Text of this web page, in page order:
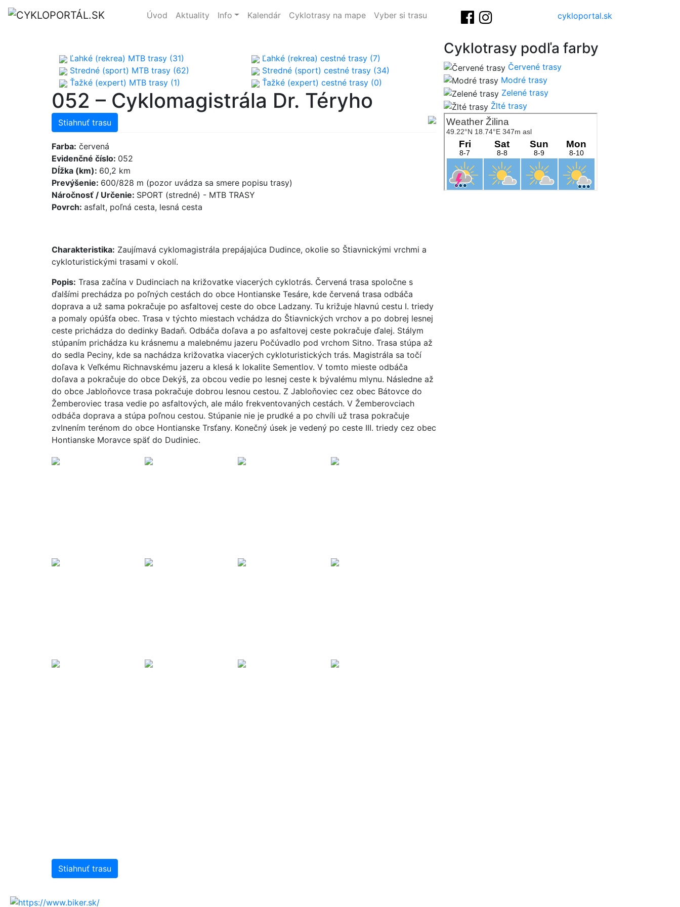
Úvod Aktuality Info Kalendár Cyklotrasy na mape Vyber si trasu cykloportal.sk
Ľahké (rekrea) MTB trasy (31)
Stredné (sport) MTB trasy (62)
Ťažké (expert) MTB trasy (1)
Ľahké (rekrea) cestné trasy (7)
Stredné (sport) cestné trasy (34)
Ťažké (expert) cestné trasy (0)
052 – Cyklomagistrála Dr. Téryho
Stiahnuť trasu
Farba: červená
Evidenčné číslo: 052
Dĺžka (km): 60,2 km
Prevýšenie: 600/828 m (pozor uvádza sa smere popisu trasy)
Náročnosť / Určenie: SPORT (stredné) - MTB TRASY
Povrch: asfalt, poľná cesta, lesná cesta
Charakteristika: Zaujímavá cyklomagistrála prepájajúca Dudince, okolie so Štiavnickými vrchmi a
cykloturistickými trasami v okolí.
Popis: Trasa začína v Dudinciach na križovatke viacerých cyklotrás. Červená trasa spoločne s
ďalšími prechádza po poľných cestách do obce Hontianske Tesáre, kde červená trasa odbáča
doprava a už sama pokračuje po asfaltovej ceste do obce Ladzany. Tu križuje hlavnú cestu I. triedy
a pomaly opúšťa obec. Trasa v týchto miestach vchádza do Štiavnických vrchov a po dobrej lesnej
ceste prichádza do dedinky Badaň. Odbáča doľava a po asfaltovej ceste pokračuje ďalej. Stálym
stúpaním prichádza ku krásnemu a malebnému jazeru Počúvadlo pod vrchom Sitno. Trasa stúpa až
do sedla Peciny, kde sa nachádza križovatka viacerých cykloturistických trás. Magistrála sa točí
doľava k Veľkému Richnavskému jazeru a klesá k lokalite Sementlov. V tomto mieste odbáča
doľava a pokračuje do obce Dekýš, za obcou vedie po lesnej ceste k bývalému mlynu. Následne až
do obce Jabloňovce trasa pokračuje dobrou lesnou cestou. Z Jabloňoviec cez obec Bátovce do
Žemberoviec trasa vedie po asfaltových, ale málo frekventovaných cestách. V Žemberovciach
odbáča doprava a stúpa poľnou cestou. Stúpanie nie je prudké a po chvíli už trasa pokračuje
zvlnením terénom do obce Hontianske Trsťany. Konečný úsek je vedený po ceste III. triedy cez obec
Hontianske Moravce späť do Dudiniec.
Stiahnuť trasu
Cyklotrasy podľa farby
Červené trasy
Modré trasy
Zelené trasy
Žlté trasy